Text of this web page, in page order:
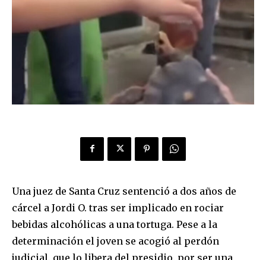
Una juez de Santa Cruz sentenció a dos años de
cárcel a Jordi O. tras ser implicado en rociar
bebidas alcohólicas a una tortuga. Pese a la
determinación el joven se acogió al perdón
judicial, que lo libera del presidio, por ser una